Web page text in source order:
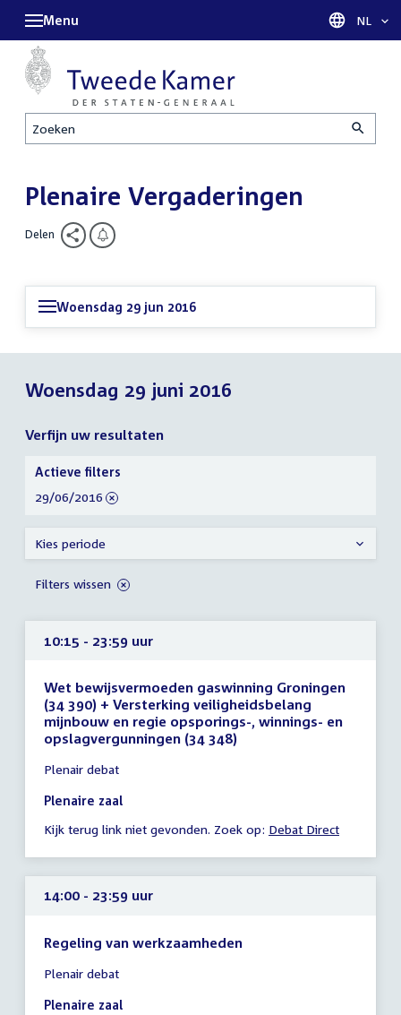
Zoeken
Menu Taal
NL
Plenaire Vergaderingen
Delen
Woensdag 29 jun 2016
Woensdag 29 juni 2016
Verfijn uw resultaten
10:15 - 23:59 uur
Wet bewijsvermoeden gaswinning Groningen
(34 390) + Versterking veiligheidsbelang
mijnbouw en regie opsporings-, winnings- en
opslagvergunningen (34 348)
vergadering
10:15
23:59
Plenair debat
Plenaire zaal
Kijk terug link niet gevonden. Zoek op: Debat Direct
14:00 - 23:59 uur
Regeling van werkzaamheden
vergadering
14:00
Plenair debat
Plenaire zaal
Verfijn
uw
resultaten
Actieve filters
verwijder
29/06/2016
Kies periode
Filters wissen